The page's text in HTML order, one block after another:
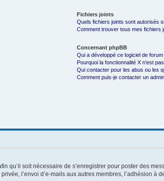
Fichiers joints
Quels fichiers joints sont autorisés
Comment trouver tous mes fichiers
Concernant phpBB
Qui a développé ce logiciel de forum
Pourquoi la fonctionnalité X n’est
Qui contacter pour les abus ou les
Comment puis-je contacter un
qu’il soit nécessaire de s’enregistrer pour poster des
l’envoi d’e-mails aux autres membres, l’adhésion à